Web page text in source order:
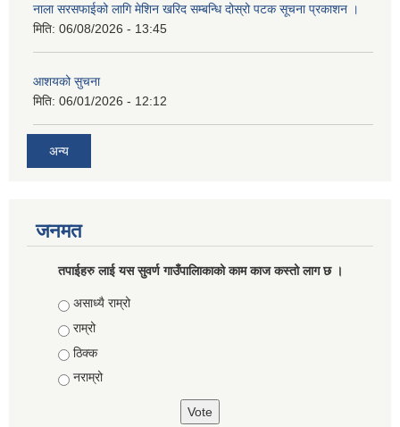
नाला सरसफाईको लागि मेशिन खरिद सम्बन्धि दोस्रो पटक सूचना प्रकाशन ।
मिति: 06/08/2026 - 13:45
आशयको सुचना
मिति: 06/01/2026 - 12:12
अन्य
जनमत
तपाईहरु लाई यस सुवर्ण गाउँपालिाकाको काम काज कस्तो लाग छ ।
Choices
असाध्यै राम्रो
राम्रो
ठिक्क
नराम्रो